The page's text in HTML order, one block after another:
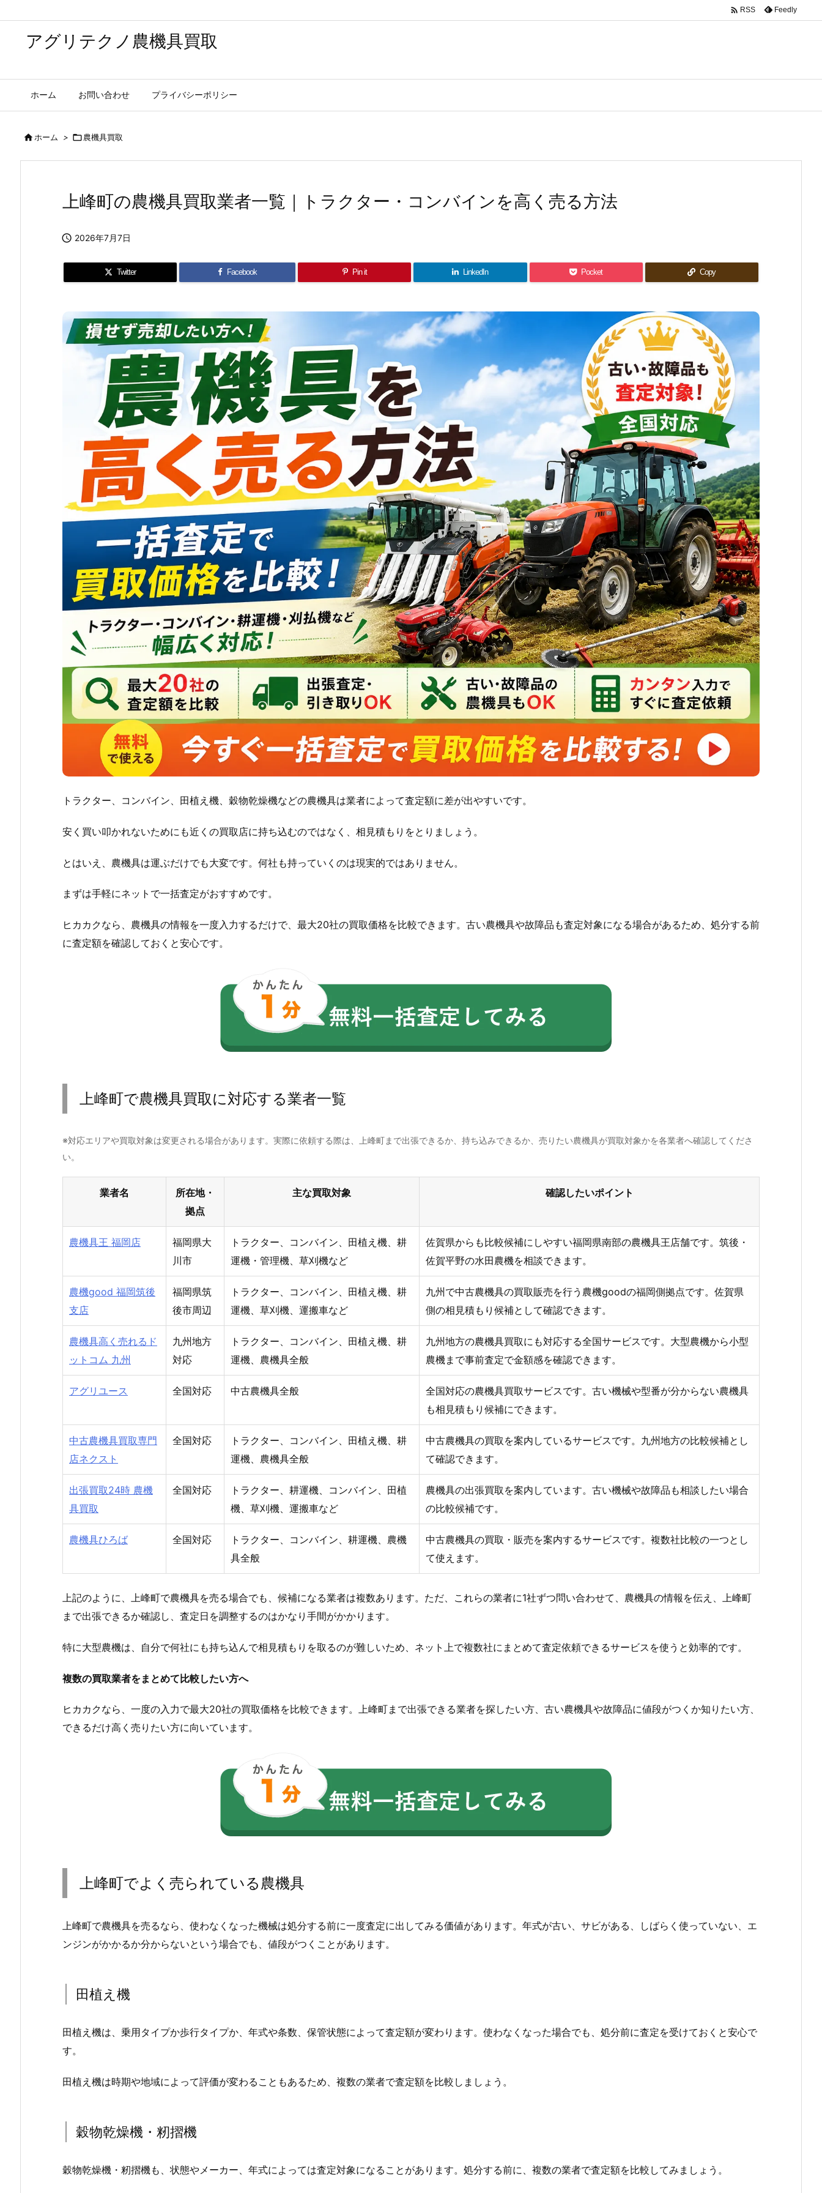
アグリテクノ農機具買取
ホーム お問い合わせ プライバシーポリシー
 RSS Feedly
ホーム > 農機具買取
上峰町の農機具買取業者一覧｜トラクター・コンバインを高く売る方法
 2026年7月7日
Twitter Facebook Pin it LinkedIn Pocket Copy
トラクター、コンバイン、田植え機、穀物乾燥機などの農機具は業者によって査定額に差が出やすいです。
安く買い叩かれないためにも近くの買取店に持ち込むのではなく、相見積もりをとりましょう。
とはいえ、農機具は運ぶだけでも大変です。何社も持っていくのは現実的ではありません。
まずは手軽にネットで一括査定がおすすめです。
ヒカカクなら、農機具の情報を一度入力するだけで、最大20社の買取価格を比較できます。古い農機具や故障品も査定対象になる場合があるため、処分する前
に査定額を確認しておくと安心です。
上峰町で農機具買取に対応する業者一覧
※対応エリアや買取対象は変更される場合があります。実際に依頼する際は、上峰町まで出張できるか、持ち込みできるか、売りたい農機具が買取対象かを各業者へ確認してくださ
い。
業者名
所在地・
拠点
主な買取対象 確認したいポイント
農機具王 福岡店
福岡県大
川市
トラクター、コンバイン、田植え機、耕
運機・管理機、草刈機など
佐賀県からも比較候補にしやすい福岡県南部の農機具王店舗です。筑後・
佐賀平野の水田農機を相談できます。
農機good 福岡筑後
支店
福岡県筑
後市周辺
トラクター、コンバイン、田植え機、耕
運機、草刈機、運搬車など
九州で中古農機具の買取販売を行う農機goodの福岡側拠点です。佐賀県
側の相見積もり候補として確認できます。
農機具高く売れるド
ットコム 九州
九州地方
対応
トラクター、コンバイン、田植え機、耕
運機、農機具全般
九州地方の農機具買取にも対応する全国サービスです。大型農機から小型
農機まで事前査定で金額感を確認できます。
アグリユース 全国対応 中古農機具全般
全国対応の農機具買取サービスです。古い機械や型番が分からない農機具
も相見積もり候補にできます。
中古農機具買取専門
店ネクスト
全国対応
トラクター、コンバイン、田植え機、耕
運機、農機具全般
中古農機具の買取を案内しているサービスです。九州地方の比較候補とし
て確認できます。
出張買取24時 農機
具買取
全国対応
トラクター、耕運機、コンバイン、田植
機、草刈機、運搬車など
農機具の出張買取を案内しています。古い機械や故障品も相談したい場合
の比較候補です。
農機具ひろば 全国対応
トラクター、コンバイン、耕運機、農機
具全般
中古農機具の買取・販売を案内するサービスです。複数社比較の一つとし
て使えます。
上記のように、上峰町で農機具を売る場合でも、候補になる業者は複数あります。ただ、これらの業者に1社ずつ問い合わせて、農機具の情報を伝え、上峰町
まで出張できるか確認し、査定日を調整するのはかなり手間がかかります。
特に大型農機は、自分で何社にも持ち込んで相見積もりを取るのが難しいため、ネット上で複数社にまとめて査定依頼できるサービスを使うと効率的です。
複数の買取業者をまとめて比較したい方へ
ヒカカクなら、一度の入力で最大20社の買取価格を比較できます。上峰町まで出張できる業者を探したい方、古い農機具や故障品に値段がつくか知りたい方、
できるだけ高く売りたい方に向いています。
上峰町でよく売られている農機具
上峰町で農機具を売るなら、使わなくなった機械は処分する前に一度査定に出してみる価値があります。年式が古い、サビがある、しばらく使っていない、エ
ンジンがかかるか分からないという場合でも、値段がつくことがあります。
田植え機
田植え機は、乗用タイプか歩行タイプか、年式や条数、保管状態によって査定額が変わります。使わなくなった場合でも、処分前に査定を受けておくと安心で
す。
田植え機は時期や地域によって評価が変わることもあるため、複数の業者で査定額を比較しましょう。
穀物乾燥機・籾摺機
穀物乾燥機・籾摺機も、状態やメーカー、年式によっては査定対象になることがあります。処分する前に、複数の業者で査定額を比較してみましょう。